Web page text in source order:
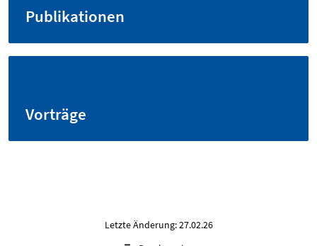
Publikationen
Vorträge
Letzte Änderung: 27.02.26